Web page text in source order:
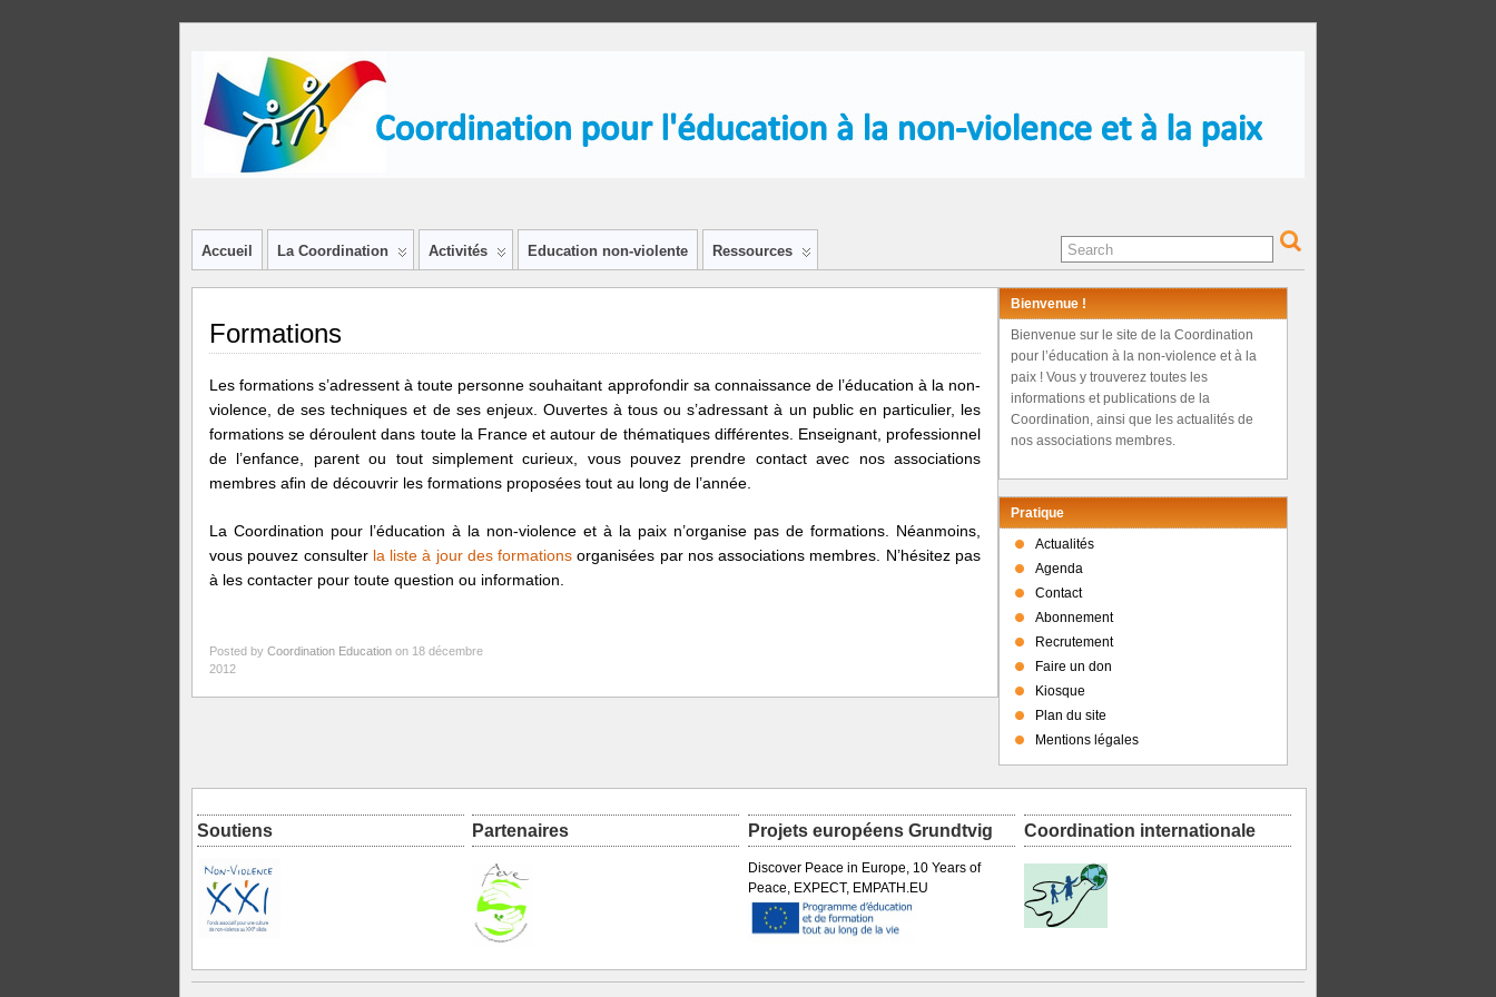
Accueil La Coordination Activités Education non-violente Ressources
Formations
Les formations s’adressent à toute personne souhaitant approfondir sa connaissance de l’éducation à la non-
violence, de ses techniques et de ses enjeux. Ouvertes à tous ou s’adressant à un public en particulier, les
formations se déroulent dans toute la France et autour de thématiques différentes. Enseignant, professionnel
de l’enfance, parent ou tout simplement curieux, vous pouvez prendre contact avec nos associations
membres afin de découvrir les formations proposées tout au long de l’année.
La Coordination pour l’éducation à la non-violence et à la paix n’organise pas de formations. Néanmoins,
vous pouvez consulter la liste à jour des formations organisées par nos associations membres. N’hésitez pas
à les contacter pour toute question ou information.
Posted by Coordination Education on 18 décembre
2012
Bienvenue !
Bienvenue sur le site de la Coordination
pour l’éducation à la non-violence et à la
paix ! Vous y trouverez toutes les
informations et publications de la
Coordination, ainsi que les actualités de
nos associations membres.
Pratique
Actualités
Agenda
Contact
Abonnement
Recrutement
Faire un don
Kiosque
Plan du site
Mentions légales
Soutiens Partenaires Projets européens Grundtvig
Discover Peace in Europe, 10 Years of
Peace, EXPECT, EMPATH.EU
Coordination internationale